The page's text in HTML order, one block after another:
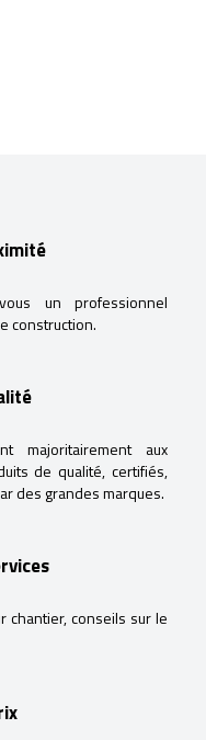
un professionnel
construction.
majoritairement aux
de qualité, certifiés,
des grandes marques.
chantier, conseils sur le